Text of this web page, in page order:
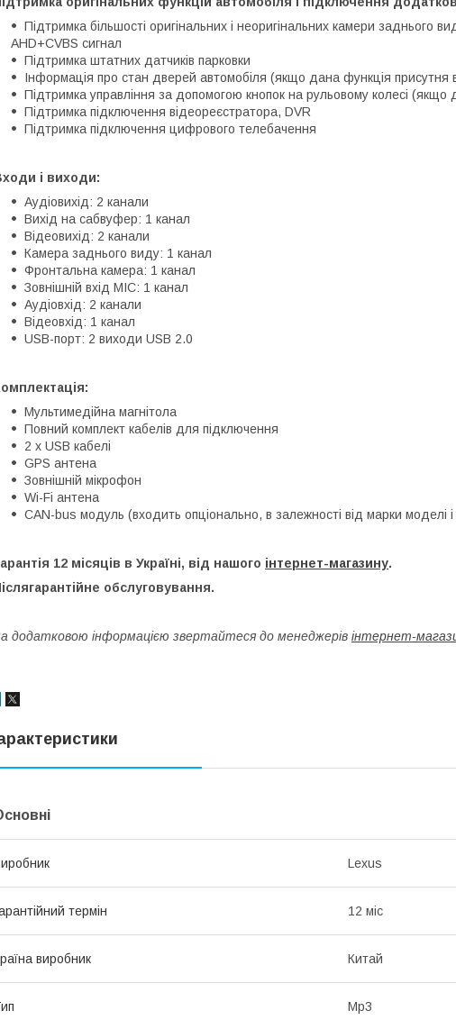
Підтримка більшості оригінальних і неоригінальних камери заднього
AHD+CVBS сигнал
Підтримка штатних датчиків парковки
Інформація про стан дверей автомобіля (якщо дана функція присутня
Підтримка управління за допомогою кнопок на рульовому колесі (якщо
Підтримка підключення відеореєстратора, DVR
Підтримка підключення цифрового телебачення
і виходи:
Аудіовихід: 2 канали
Вихід на сабвуфер: 1 канал
Відеовихід: 2 канали
Камера заднього виду: 1 канал
Фронтальна камера: 1 канал
Зовнішній вхід MIC: 1 канал
Аудіовхід: 2 канали
Відеовхід: 1 канал
USB-порт: 2 виходи USB 2.0
Мультимедійна магнітола
Повний комплект кабелів для підключення
2 x USB кабелі
GPS антена
Зовнішній мікрофон
Wi-Fi антена
CAN-bus модуль (входить опціонально, в залежності від марки моделі і
12 місяців в Україні, від нашого інтернет-магазину.
обслуговування.
додатковою інформацією звертайтеся до менеджерів інтернет-
Lexus
термін 12 міс
виробник Китай
Mp3